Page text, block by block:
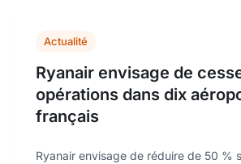
Actualité
Ryanair envisage de
opérations dans dix
français
Ryanair envisage de réduire de 50 %